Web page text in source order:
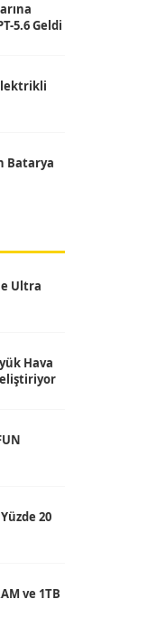
5.6 Geldi
Batarya
Ultra
Hava
20
ve 1TB